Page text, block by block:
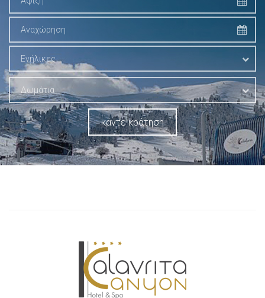
Ενήλικες
Δωμάτια
κάντε κράτηση